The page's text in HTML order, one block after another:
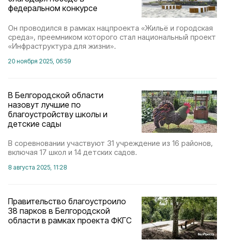
федеральном конкурсе
Он проводился в рамках нацпроекта «Жильё и городская
среда», преемником которого стал национальный проект
«Инфраструктура для жизни».
20 ноября 2025, 06:59
В Белгородской области
назовут лучшие по
благоустройству школы и
детские сады
В соревновании участвуют 31 учреждение из 16 районов,
включая 17 школ и 14 детских садов.
8 августа 2025, 11:28
Правительство благоустроило
38 парков в Белгородской
области в рамках проекта ФКГС